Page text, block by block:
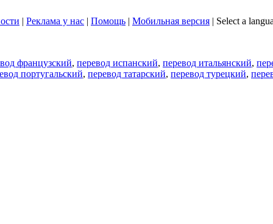
| Реклама у нас | Помощь | Мобильная версия | Select a
французский, перевод испанский, перевод итальянский,
португальский, перевод татарский, перевод турецкий,